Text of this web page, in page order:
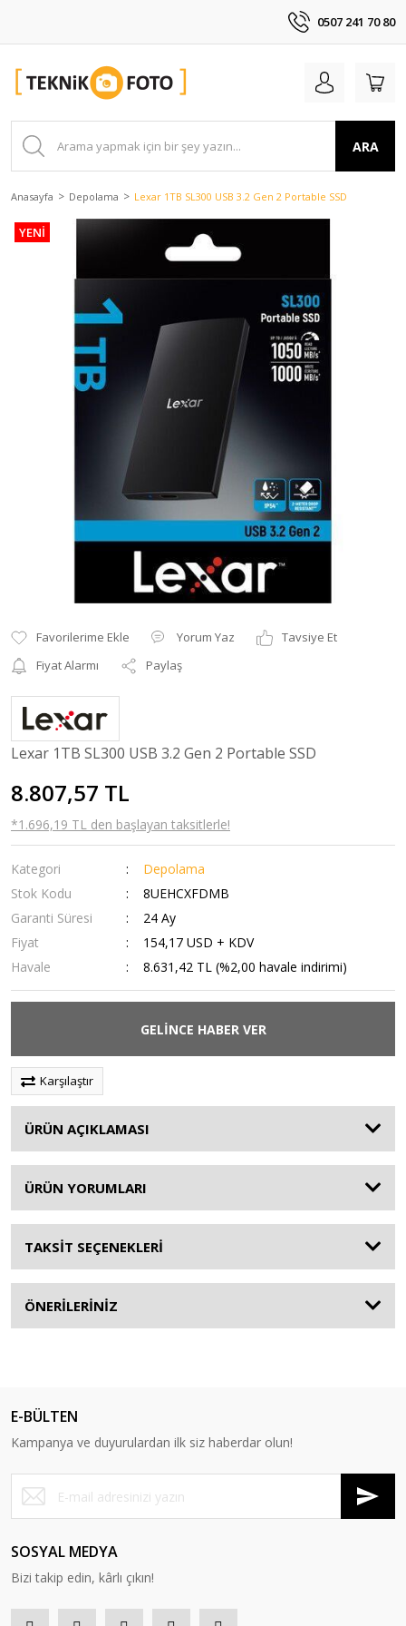
0507 241 70 80
ARA
Anasayfa Depolama Lexar 1TB SL300 USB 3.2 Gen 2 Portable SSD
YENİ
Yorum Yaz
Tavsiye Et
Fiyat Alarmı
Paylaş
Lexar 1TB SL300 USB 3.2 Gen 2 Portable SSD
8.807,57 TL
*1.696,19 TL den başlayan taksitlerle!
Kategori
Depolama
Stok Kodu
8UEHCXFDMB
Garanti Süresi
24 Ay
Fiyat
154,17 USD + KDV
Havale
8.631,42 TL (%2,00 havale indirimi)
GELİNCE HABER VER
Karşılaştır
ÜRÜN AÇIKLAMASI
ÜRÜN YORUMLARI
TAKSİT SEÇENEKLERİ
ÖNERİLERİNİZ
E-BÜLTEN
Kampanya ve duyurulardan ilk siz haberdar olun!
SOSYAL MEDYA
Bizi takip edin, kârlı çıkın!